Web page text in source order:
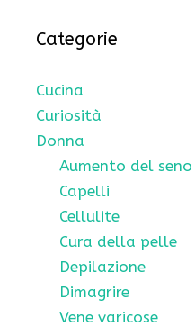
Categorie
Cucina
Curiosità
Donna
Aumento del seno
Capelli
Cellulite
Cura della pelle
Depilazione
Dimagrire
Vene varicose